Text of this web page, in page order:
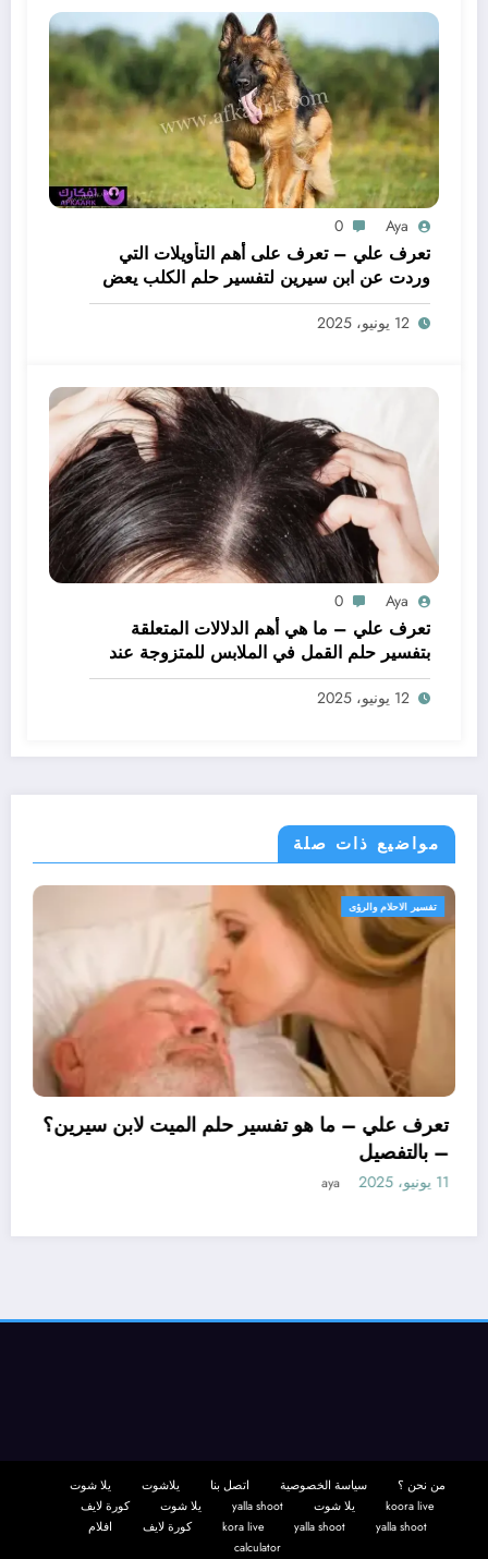
Aya
0
تعرف علي – تعرف على أهم التأويلات التي
وردت عن ابن سيرين لتفسير حلم الكلب يعض
يدي – بالتفصيل
12 يونيو، 2025
Aya
0
تعرف علي – ما هي أهم الدلالات المتعلقة
بتفسير حلم القمل في الملابس للمتزوجة عند
ابن سيرين؟ – بالتفصيل
12 يونيو، 2025
مواضيع ذات صلة
تعرف علي – ما هو
ابن سيرين لتفسير حلم
اتصل بنا